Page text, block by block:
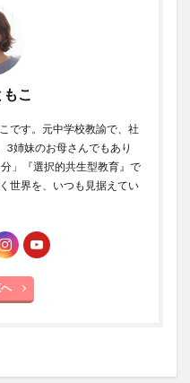
こ
です。元中学校教諭で、社
3姉妹のお母さんでもあり
」『選択的共生型教育』で
世界を、いつも見据えてい